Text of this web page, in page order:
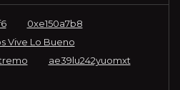
0xe150a7b8
Vive Lo Bueno
ae39lu242yuomxt